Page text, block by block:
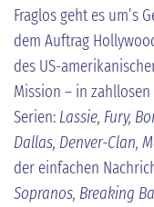
Fraglos geht es um’s
dem Auftrag
des US-
Mission – in
Serien: Lassie, Fury,
Dallas, Denver-Clan,
der einfachen
Sopranos, Breaking